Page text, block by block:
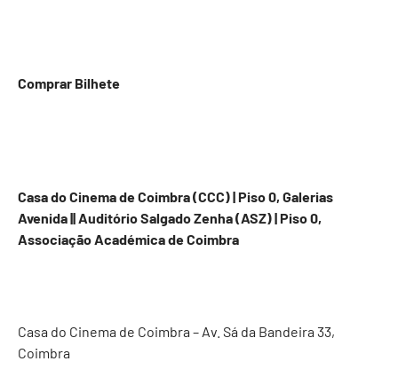
Comprar Bilhete
Casa do Cinema de Coimbra (CCC) | Piso 0, Galerias
Avenida || Auditório Salgado Zenha (ASZ) | Piso 0,
Associação Académica de Coimbra
Casa do Cinema de Coimbra – Av. Sá da Bandeira 33,
Coimbra